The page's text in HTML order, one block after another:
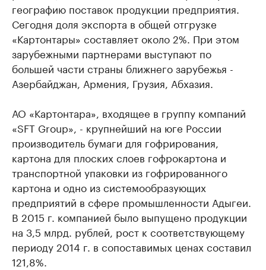
географию поставок продукции предприятия.
Сегодня доля экспорта в общей отгрузке
«Картонтары» составляет около 2%. При этом
зарубежными партнерами выступают по
большей части страны ближнего зарубежья -
Азербайджан, Армения, Грузия, Абхазия.
АО «Картонтара», входящее в группу компаний
«SFT Group», - крупнейший на юге России
производитель бумаги для гофрирования,
картона для плоских слоев гофрокартона и
транспортной упаковки из гофрированного
картона и одно из системообразующих
предприятий в сфере промышленности Адыгеи.
В 2015 г. компанией было выпущено продукции
на 3,5 млрд. рублей, рост к соответствующему
периоду 2014 г. в сопоставимых ценах составил
121,8%.